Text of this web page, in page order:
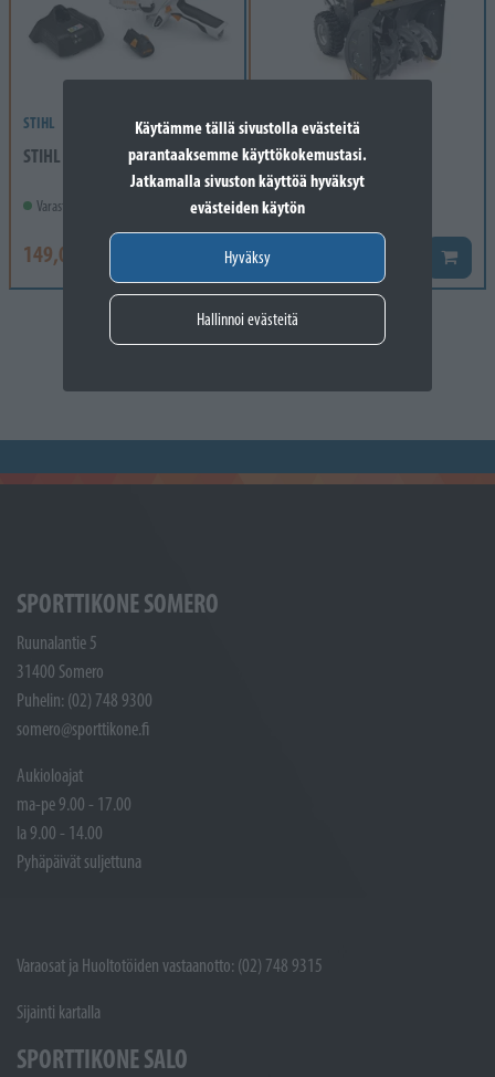
Käytämme tällä sivustolla evästeitä
parantaaksemme käyttökokemustasi.
Jatkamalla sivuston käyttöä hyväksyt
evästeiden käytön
Hyväksy
Hallinnoi evästeitä
STIHL
STIHL GTA 26 SET
Varastossa
149,00 € Lisää koriin
STIGA
STIGA ST 4262 P WS 210
Varastossa
1 090,00 € Lisää
SPORTTIKONE SOMERO
Ruunalantie 5
31400 Somero
Puhelin: (02) 748 9300
somero@sporttikone.fi
Aukioloajat
ma-pe 9.00 - 17.00
la 9.00 - 14.00
Pyhäpäivät suljettuna
Varaosat ja Huoltotöiden vastaanotto: (02) 748 9315
Sijainti kartalla
SPORTTIKONE SALO